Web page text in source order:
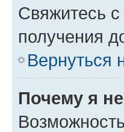
Свяжитесь
получения
Вернуться
Почему я